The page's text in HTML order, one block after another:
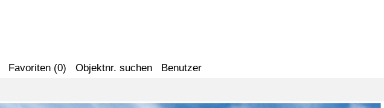
Favoriten (0) Objektnr. suchen Benutzer